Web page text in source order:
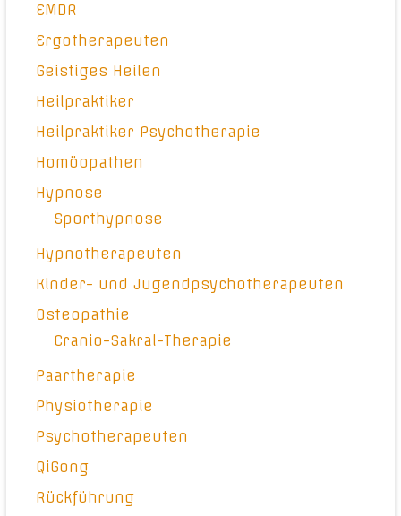
EMDR
Ergotherapeuten
Geistiges Heilen
Heilpraktiker
Heilpraktiker Psychotherapie
Homöopathen
Hypnose
Sporthypnose
Hypnotherapeuten
Kinder- und Jugendpsychotherapeuten
Osteopathie
Cranio-Sakral-Therapie
Paartherapie
Physiotherapie
Psychotherapeuten
QiGong
Rückführung